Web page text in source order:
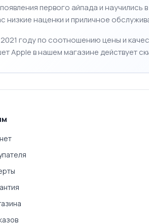
☆☆☆☆☆ 0
Apple iPad Air 13" 2025 256GB
В корзину
☆